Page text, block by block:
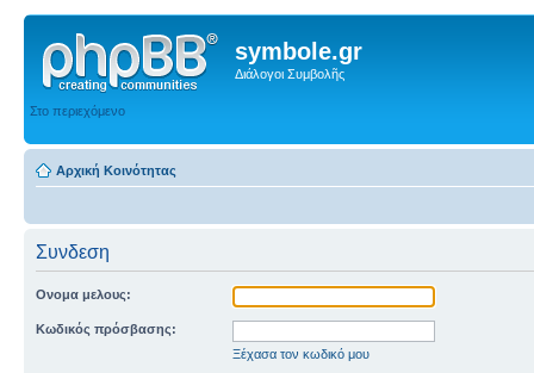
symbole.gr
Διάλογοι Συμβολῆς
Στο περιεχόμενο
Αρχική Κοινότητας
Συνδεση
Ονομα μελους:
Κωδικός πρόσβασης:
Ξέχασα τον κωδικό μου